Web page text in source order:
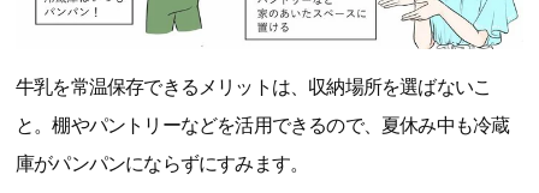
牛乳を常温保存できるメリットは、収納場所を選ばないこ
と。棚やパントリーなどを活用できるので、夏休み中も冷蔵
庫がパンパンにならずにすみます。